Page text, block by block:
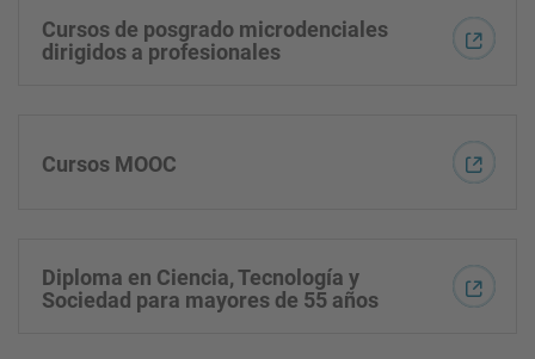
Cursos de posgrado microdenciales
dirigidos a profesionales
Cursos MOOC
Diploma en Ciencia, Tecnología y
Sociedad para mayores de 55 años